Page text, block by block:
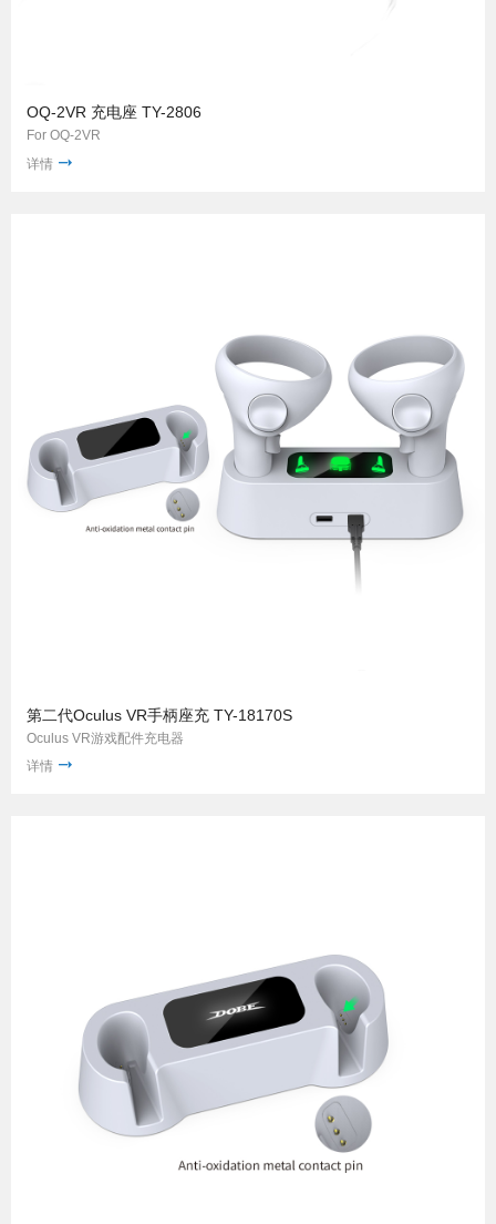
OQ-2VR 充电座 TY-2806
For OQ-2VR
详情
第二代Oculus VR手柄座充 TY-18170S
Oculus VR游戏配件充电器
详情